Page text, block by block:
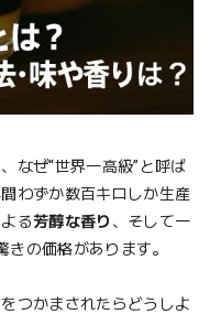
なぜ“世界一高級”と呼ば
わずか数百キロしか生産
る芳醇な香り 、そして一
の価格があります。
つかまされたらどうしよ